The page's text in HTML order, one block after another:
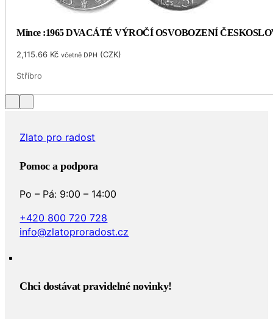
Mince :1965 DVACÁTÉ VÝROČÍ OSVOBOZENÍ
2,115.66 Kč včetně DPH (CZK)
Stříbro
Zlato pro radost
Pomoc a podpora
Po – Pá: 9:00 – 14:00
+420 800 720 728
info@zlatoproradost.cz
Chci dostávat pravidelné novinky!​